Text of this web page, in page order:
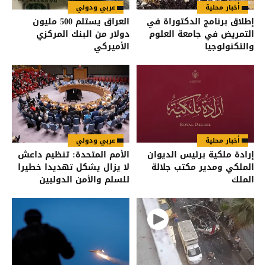
أخبار محلية
إطلاق برنامج الدكتوراة في
التمريض في جامعة العلوم
والتكنولوجيا
عربي ودولي
العراق يستلم 500 مليون
دولار من البنك المركزي
الأميركي
أخبار محلية
إرادة ملكية برئيس الديوان
الملكي ومدير مكتب جلالة
الملك
عربي ودولي
الأمم المتحدة: تنظيم داعش
لا يزال يشكل تهديدا خطيرا
للسلم والأمن الدوليين